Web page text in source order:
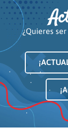
¿Quieres